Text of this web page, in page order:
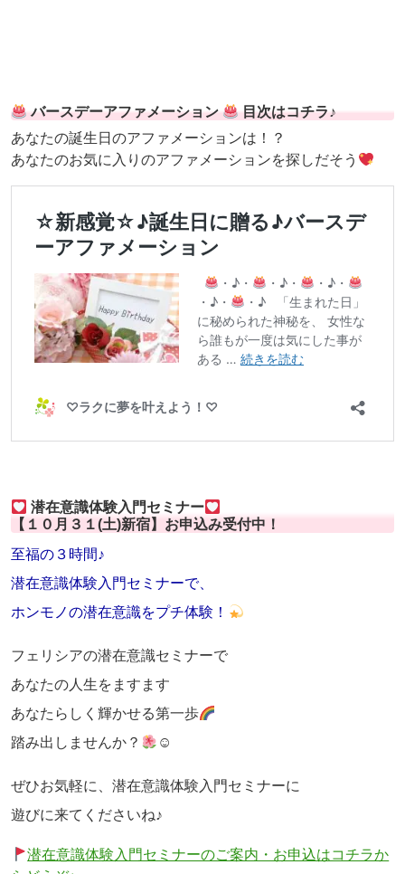
バースデーアファメーション
目次はコチラ♪
あなたの誕生日のアファメーションは！？
あなたのお気に入りのアファメーションを探しだそう
潜在意識体験入門セミナー
【１０月３１(土)新宿】お申込み受付中！
至福の３時間♪
潜在意識体験入門セミナーで、
ホンモノの潜在意識をプチ体験！
フェリシアの潜在意識セミナーで
あなたの人生をますます
あなたらしく輝かせる第一歩
踏み出しませんか？
☺
ぜひお気軽に、潜在意識体験入門セミナーに
遊びに来てくださいね♪
潜在意識体験入門セミナーのご案内・お申込はコチラか